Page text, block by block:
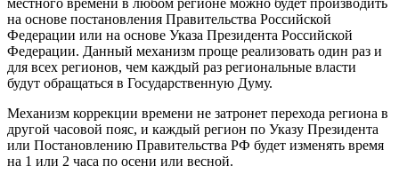
на основе постановления Правительства Российской
Федерации или на основе Указа Президента Российской
Федерации. Данный механизм проще реализовать один раз и
для всех регионов, чем каждый раз региональные власти
будут обращаться в Государственную Думу.
Механизм коррекции времени не затронет перехода региона в
другой часовой пояс, и каждый регион по Указу Президента
или Постановлению Правительства РФ будет изменять время
на 1 или 2 часа по осени или весной.